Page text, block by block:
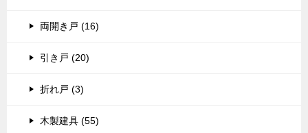
両開き戸 (16)
引き戸 (20)
折れ戸 (3)
木製建具 (55)